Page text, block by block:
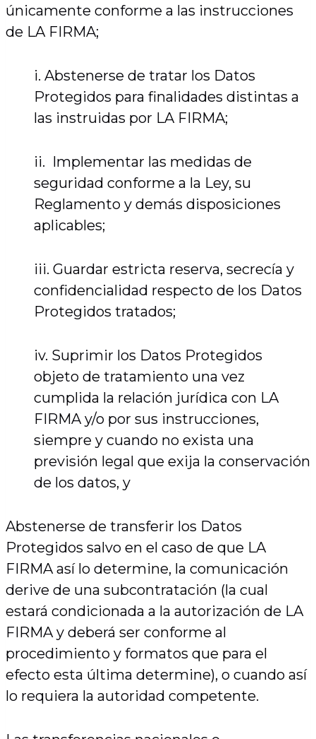
únicamente conforme a las instrucciones
de LA FIRMA;
i. Abstenerse de tratar los Datos
Protegidos para finalidades distintas a
las instruidas por LA FIRMA;
ii. Implementar las medidas de
seguridad conforme a la Ley, su
Reglamento y demás disposiciones
aplicables;
iii. Guardar estricta reserva, secrecía y
confidencialidad respecto de los Datos
Protegidos tratados;
iv. Suprimir los Datos Protegidos
objeto de tratamiento una vez
cumplida la relación jurídica con LA
FIRMA y/o por sus instrucciones,
siempre y cuando no exista una
previsión legal que exija la conservación
de los datos, y
Abstenerse de transferir los Datos
Protegidos salvo en el caso de que LA
FIRMA así lo determine, la comunicación
derive de una subcontratación (la cual
estará condicionada a la autorización de LA
FIRMA y deberá ser conforme al
procedimiento y formatos que para el
efecto esta última determine), o cuando así
lo requiera la autoridad competente.